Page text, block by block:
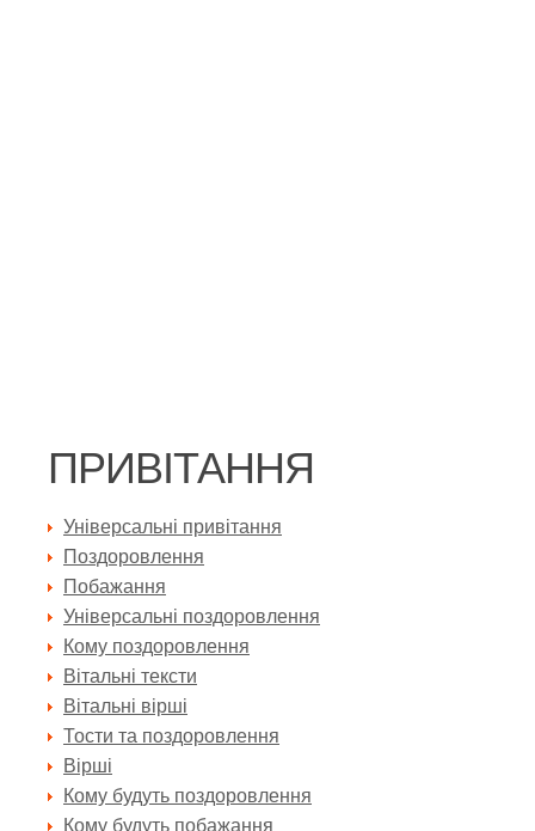
ПРИВІТАННЯ
Універсальні привітання
Поздоровлення
Побажання
Універсальні поздоровлення
Кому поздоровлення
Вітальні тексти
Вітальні вірші
Тости та поздоровлення
Вірші
Кому будуть поздоровлення
Кому будуть побажання